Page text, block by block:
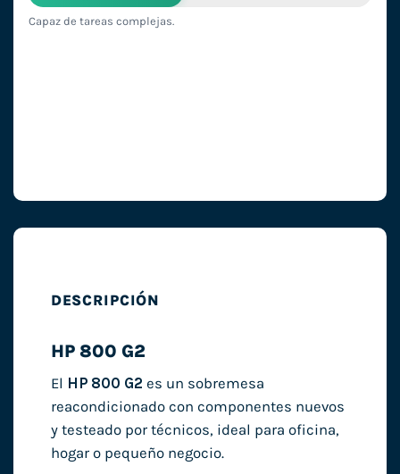
Capaz de tareas complejas.
DESCRIPCIÓN
HP 800 G2
El HP 800 G2 es un sobremesa
reacondicionado con componentes nuevos
y testeado por técnicos, ideal para oficina,
hogar o pequeño negocio.